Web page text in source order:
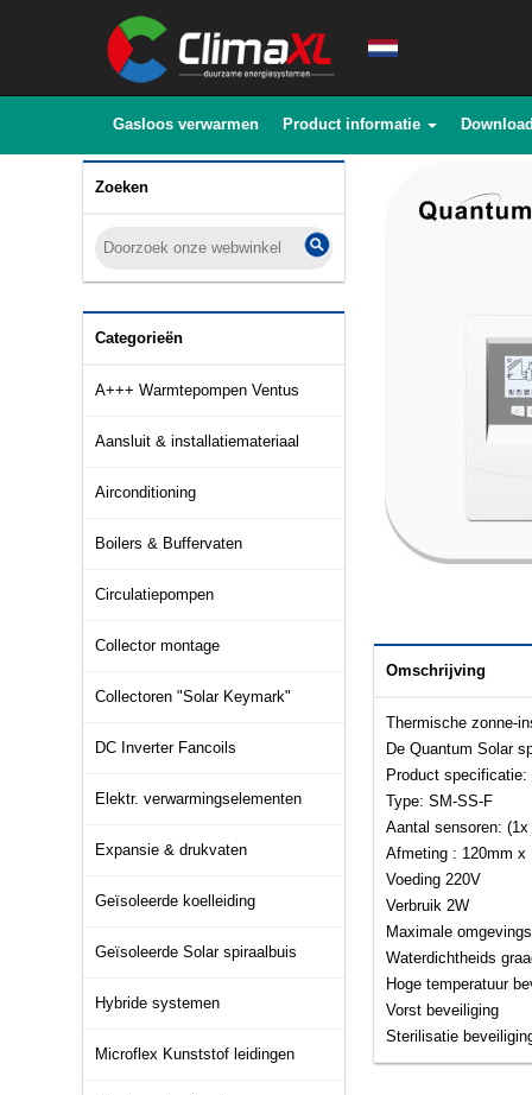
Gasloos verwarmen Product informatie
Zoeken
Categorieën
A+++ Warmtepompen Ventus
Aansluit & installatiemateriaal
Airconditioning
Boilers & Buffervaten
Circulatiepompen
Collector montage
Collectoren "Solar Keymark"
DC Inverter Fancoils
Elektr. verwarmingselementen
Expansie & drukvaten
Geïsoleerde koelleiding
Geïsoleerde Solar spiraalbuis
Hybride systemen
Microflex Kunststof leidingen
Omschrijving
Thermische zonne-
De Quantum Solar
Product specificatie:
Type: SM-SS-F
Aantal sensoren:
Afmeting : 120mm x
Voeding 220V
Verbruik 2W
Maximale
Waterdichtheids
Hoge temperatuur
Vorst beveiliging
Sterilisatie